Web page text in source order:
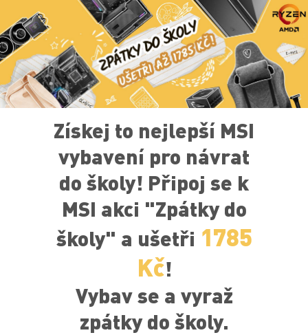
Získej to nejlepší MSI
vybavení pro návrat
do školy! Připoj se k
MSI akci "Zpátky do
školy" a ušetři 1785
Kč!
Vybav se a vyraž
zpátky do školy.